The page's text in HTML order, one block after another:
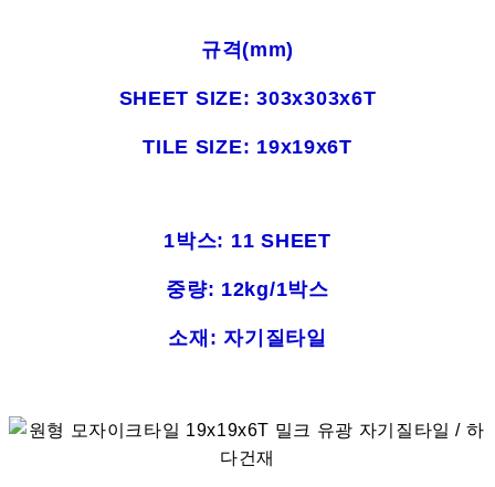
규격(mm)
SHEET SIZE: 303x303x6T
TILE SIZE: 19x19x6T
1박스: 11 SHEET
중량: 12kg/1박스
소재: 자기질타일